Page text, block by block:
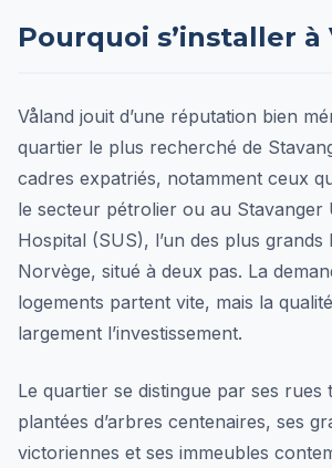
Pourquoi s’installer à
Våland jouit d’une réputation bien
quartier le plus recherché de
cadres expatriés, notamment ceux
le secteur pétrolier ou au Stavanger
Hospital (SUS), l’un des plus grands
Norvège, situé à deux pas. La
logements partent vite, mais la
largement l’investissement.
Le quartier se distingue par ses rues
plantées d’arbres centenaires, ses
victoriennes et ses immeubles